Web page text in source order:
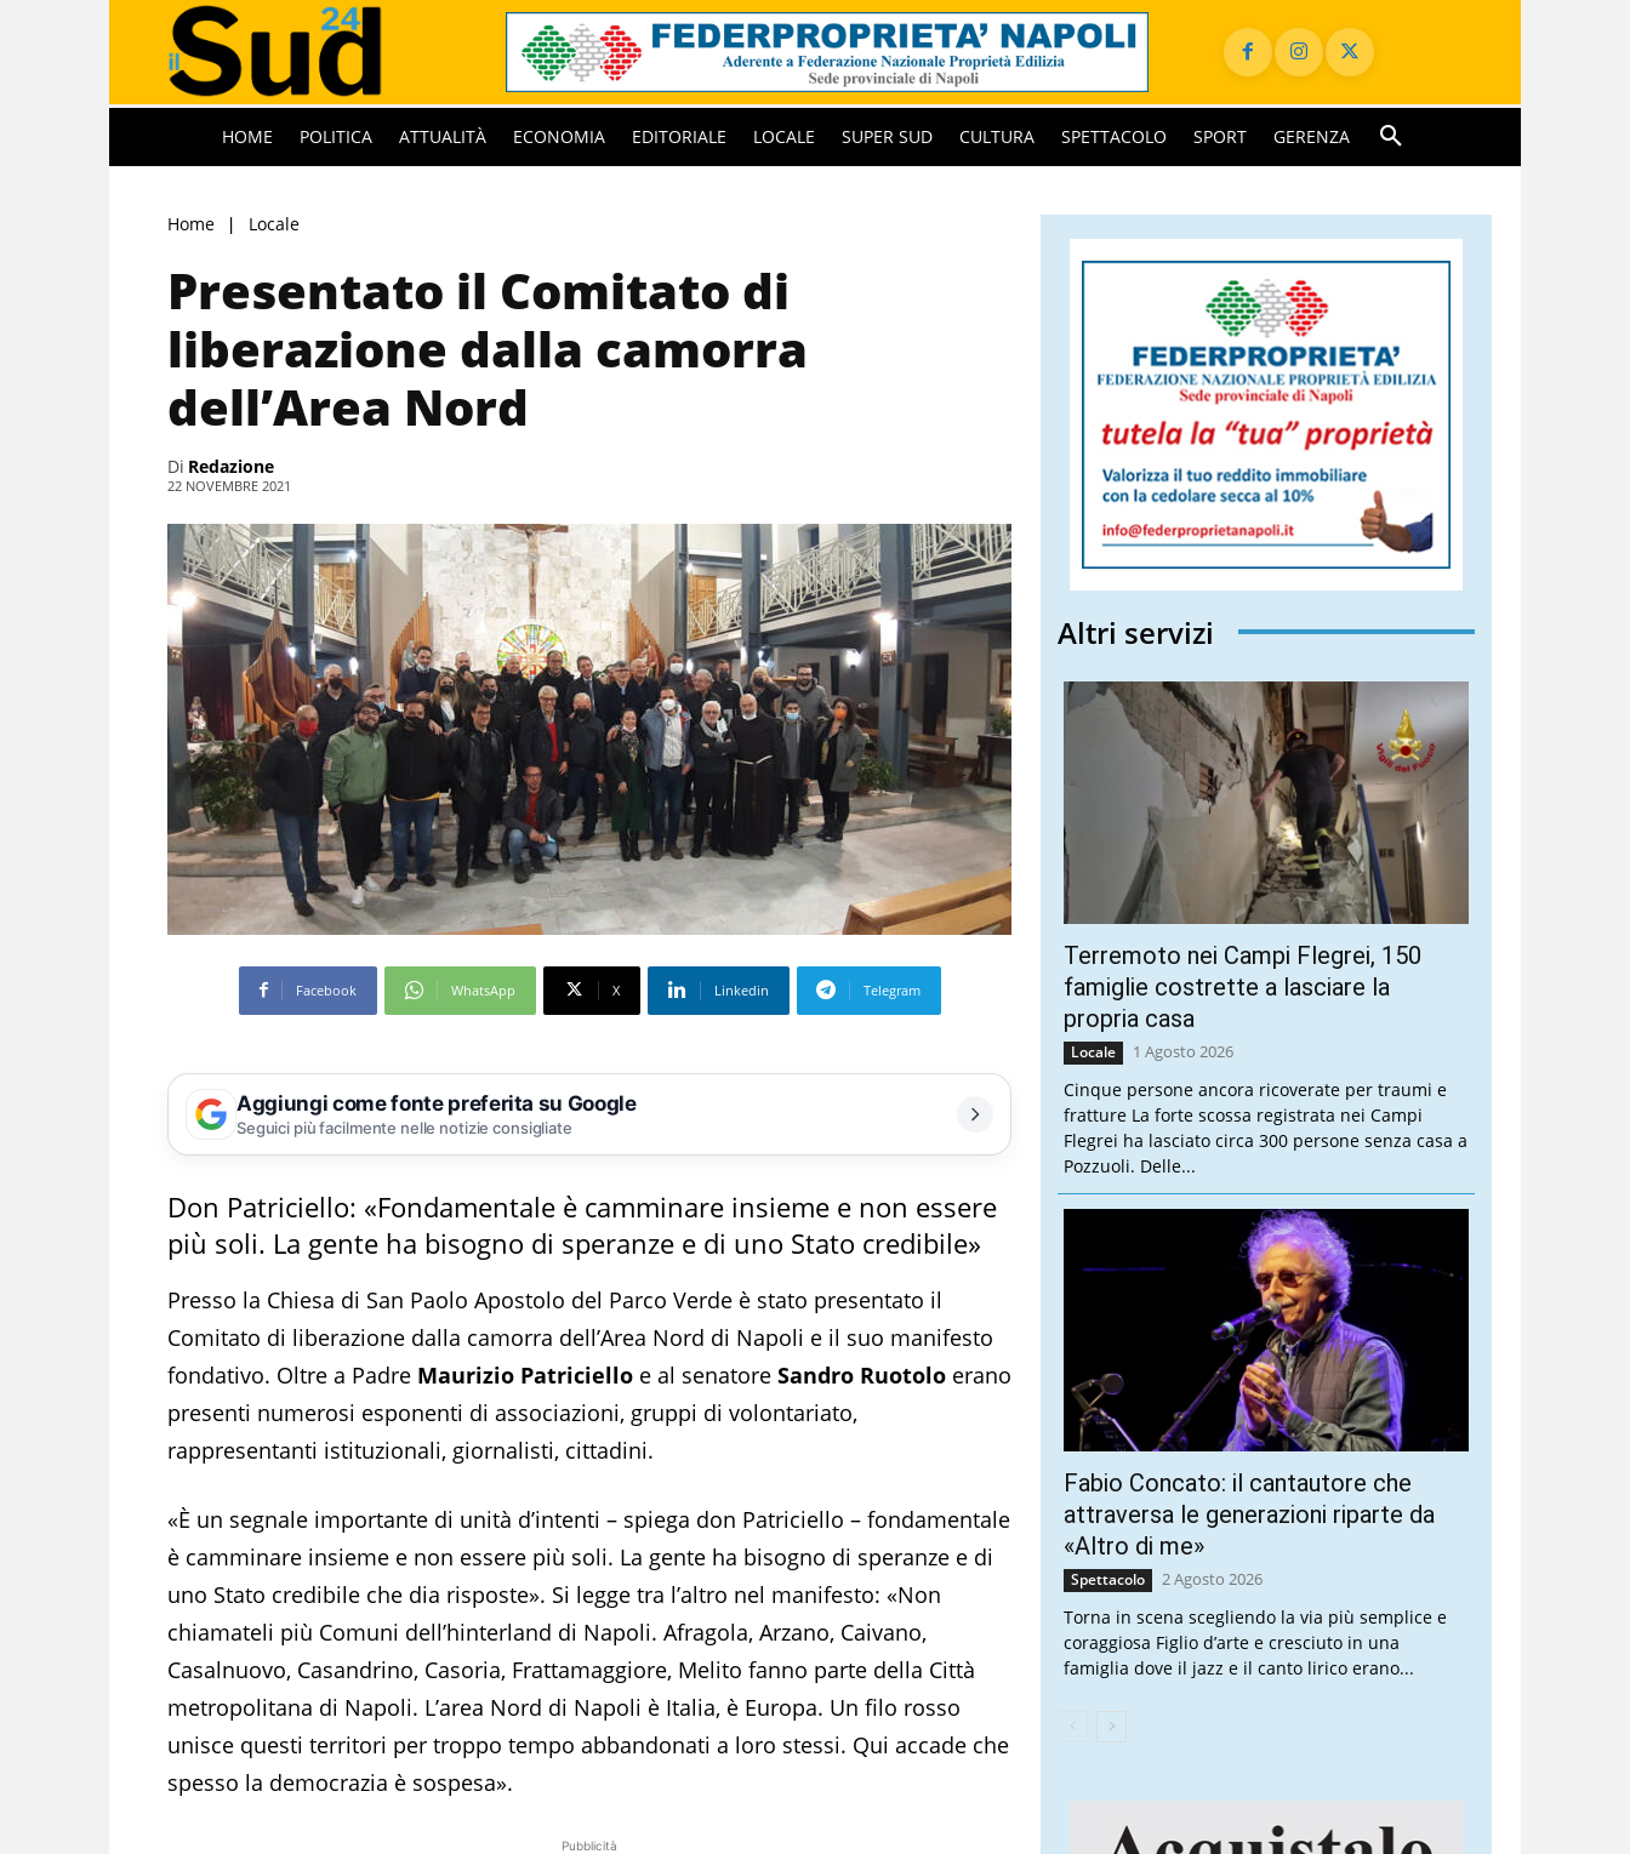
HOME POLITICA ATTUALITÀ ECONOMIA EDITORIALE LOCALE SUPER SUD CULTURA SPETTACOLO SPORT GERENZA
Home Locale
Presentato il Comitato di
liberazione dalla camorra
dell’Area Nord
Di Redazione
22 NOVEMBRE 2021
Facebook WhatsApp X Linkedin Telegram
Aggiungi come fonte preferita su Google
Seguici più facilmente nelle notizie consigliate
Don Patriciello: «Fondamentale è camminare insieme e non essere
più soli. La gente ha bisogno di speranze e di uno Stato credibile»
Presso la Chiesa di San Paolo Apostolo del Parco Verde è stato presentato il
Comitato di liberazione dalla camorra dell’Area Nord di Napoli e il suo manifesto
fondativo. Oltre a Padre Maurizio Patriciello e al senatore Sandro Ruotolo erano
presenti numerosi esponenti di associazioni, gruppi di volontariato,
rappresentanti istituzionali, giornalisti, cittadini.
«È un segnale importante di unità d’intenti – spiega don Patriciello – fondamentale
è camminare insieme e non essere più soli. La gente ha bisogno di speranze e di
uno Stato credibile che dia risposte». Si legge tra l’altro nel manifesto: «Non
chiamateli più Comuni dell’hinterland di Napoli. Afragola, Arzano, Caivano,
Casalnuovo, Casandrino, Casoria, Frattamaggiore, Melito fanno parte della Città
metropolitana di Napoli. L’area Nord di Napoli è Italia, è Europa. Un filo rosso
unisce questi territori per troppo tempo abbandonati a loro stessi. Qui accade che
spesso la democrazia è sospesa».
Pubblicità
Altri servizi
Terremoto nei Campi Flegrei, 150
famiglie costrette a lasciare la
propria casa
Locale 1 Agosto 2026
Cinque persone ancora ricoverate per traumi e
fratture La forte scossa registrata nei Campi
Flegrei ha lasciato circa 300 persone senza casa a
Pozzuoli. Delle...
Fabio Concato: il cantautore che
attraversa le generazioni riparte da
«Altro di me»
Spettacolo 2 Agosto 2026
Torna in scena scegliendo la via più semplice e
coraggiosa Figlio d’arte e cresciuto in una
famiglia dove il jazz e il canto lirico erano...